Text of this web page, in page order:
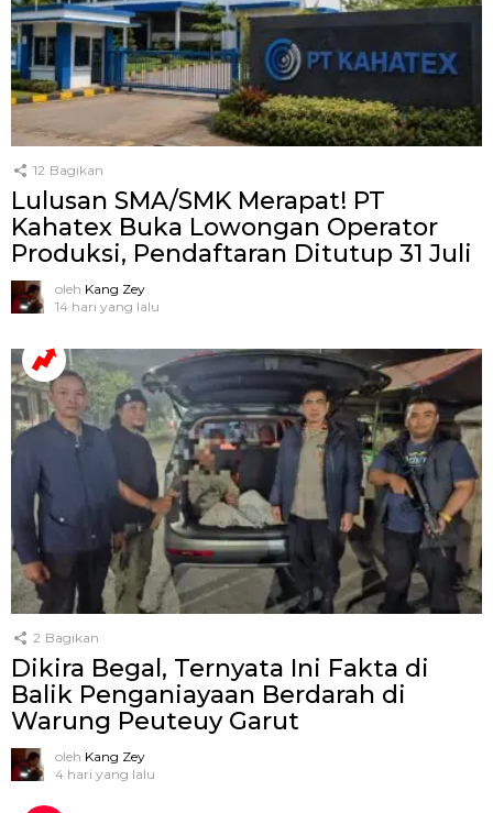
12 Bagikan
Lulusan SMA/SMK Merapat! PT
Kahatex Buka Lowongan Operator
Produksi, Pendaftaran Ditutup 31 Juli
oleh Kang Zey
14 hari yang lalu
2 Bagikan
Dikira Begal, Ternyata Ini Fakta di
Balik Penganiayaan Berdarah di
Warung Peuteuy Garut
oleh Kang Zey
4 hari yang lalu